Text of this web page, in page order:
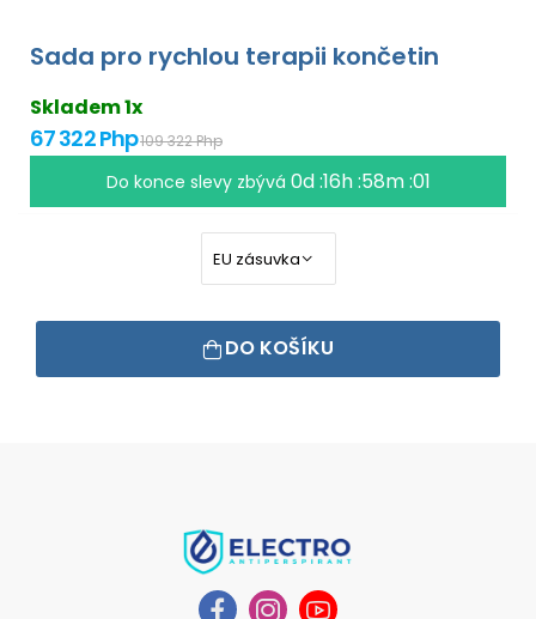
Sada pro rychlou terapii končetin
Skladem 1x
67 322 Php109 322 Php
Do konce slevy zbývá 0d :16h :58m :00
DO KOŠÍKU